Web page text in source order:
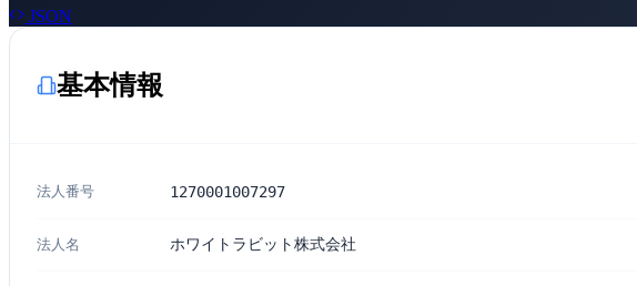
JSON
基本情報
法人番号 1270001007297
法人名 ホワイトラビット株式会社